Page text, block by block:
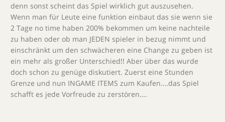
denn sonst scheint das Spiel wirklich gut auszusehen.
Wenn man für Leute eine funktion einbaut das sie wenn sie
2 Tage no time haben 200% bekommen um keine nachteile
zu haben oder ob man JEDEN spieler in bezug nimmt und
einschränkt um den schwächeren eine Change zu geben ist
ein mehr als großer Unterschied!! Aber über das wurde
doch schon zu genüge diskutiert. Zuerst eine Stunden
Grenze und nun INGAME ITEMS zum Kaufen….das Spiel
schafft es jede Vorfreude zu zerstören….